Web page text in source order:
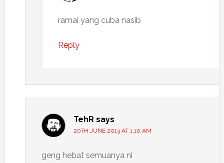
ramai yang cuba nasib
Reply
TehR says
20TH JUNE 2013 AT 1:10 AM
geng hebat semuanya ni